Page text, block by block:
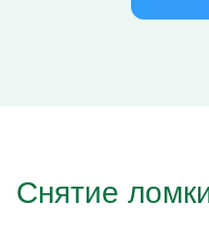
Снятие